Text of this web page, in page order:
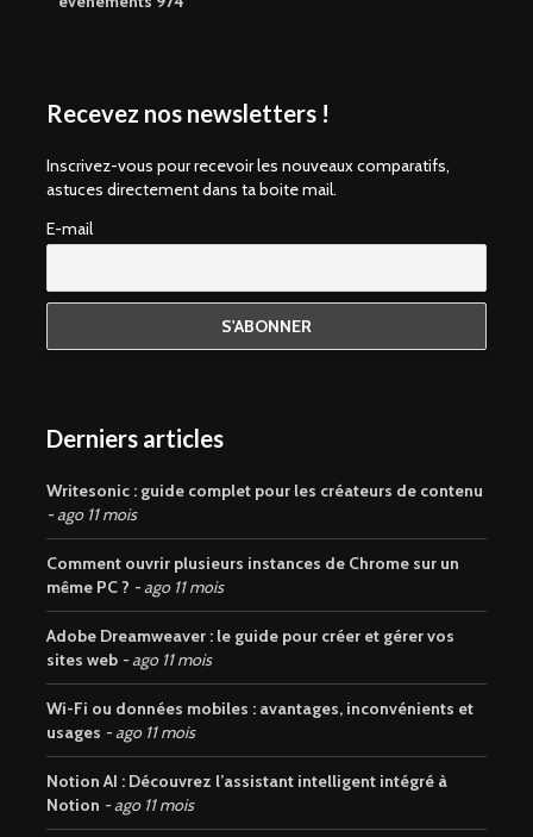
Recevez nos newsletters !
Inscrivez-vous pour recevoir les nouveaux comparatifs,
astuces directement dans ta boite mail.
E-mail
Derniers articles
Writesonic : guide complet pour les créateurs de contenu
ago 11 mois
Comment ouvrir plusieurs instances de Chrome sur un
même PC ?
ago 11 mois
Adobe Dreamweaver : le guide pour créer et gérer vos
sites web
ago 11 mois
Wi-Fi ou données mobiles : avantages, inconvénients et
usages
ago 11 mois
Notion AI : Découvrez l’assistant intelligent intégré à
Notion
ago 11 mois